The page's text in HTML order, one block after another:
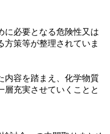
に必要となる危険性又は
方策等が整理されていま
内容を踏まえ、化学物質
層充実させていくことと